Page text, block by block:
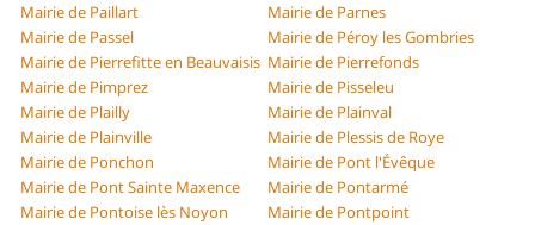
Mairie de Paillart
Mairie de Parnes
Mairie de Passel
Mairie de Péroy les Gombries
Mairie de Pierrefitte en Beauvaisis Mairie de Pierrefonds
Mairie de Pimprez
Mairie de Pisseleu
Mairie de Plailly
Mairie de Plainval
Mairie de Plainville
Mairie de Plessis de Roye
Mairie de Ponchon
Mairie de Pont l'Évêque
Mairie de Pont Sainte Maxence
Mairie de Pontarmé
Mairie de Pontoise lès Noyon
Mairie de Pontpoint